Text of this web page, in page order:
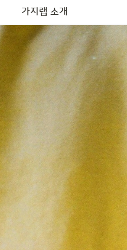
가지랩 소개